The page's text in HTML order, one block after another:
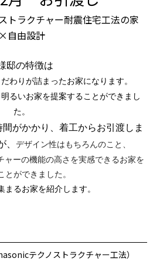
トラクチャー耐震住宅工法の家
×自由設計
邸の特徴は
わりが詰まったお家になります。
るいお家を提案することができまし
た。
がかかり、着工からお引渡しま
、 デザイン性はもちろんのこと、
ャーの機能の高さを実感できるお家を
とができました。
まるお家を紹介します。
テクノストラクチャー工法）